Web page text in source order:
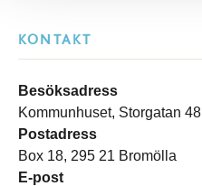
KONTAKT
Besöksadress
Kommunhuset, Storgatan 48
Postadress
Box 18, 295 21 Bromölla
E-post